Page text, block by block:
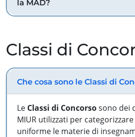
la MAD?
Classi di
Che cosa sono le Classi di
Le Classi di Concorsosono dei
MIUR utilizzati per
uniforme le materie di